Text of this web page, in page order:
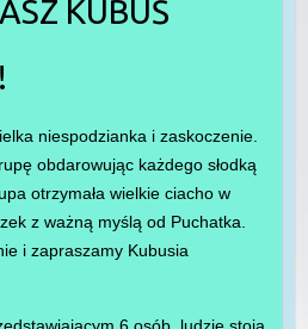
KUBUŚ
niespodzianka i zaskoczenie.
obdarowując każdego słodką
otrzymała wielkie ciacho w
z ważną myślą od Puchatka.
i zapraszamy Kubusia